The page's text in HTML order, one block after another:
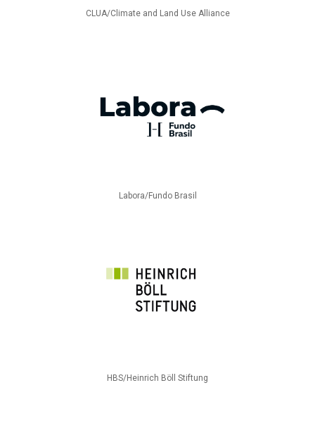
CLUA/Climate and Land Use Alliance
Labora/Fundo Brasil
HBS/Heinrich Böll Stiftung